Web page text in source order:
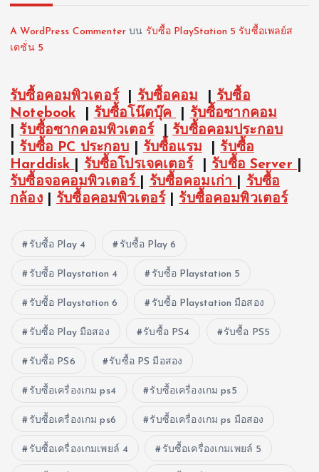
A WordPress Commenter บน รับซื้อ PlayStation 5 รับซื้อเพลย์ส
เตชั่น 5
รับซื้อคอมพิวเตอร์| รับซื้อคอม
รับซื้อ
Notebook
รับซื้อโน๊ตบุ๊ค
รับซื้อซากคอม
รับซื้อซากคอมพิวเตอร์| รับซื้อคอมประกอบ
รับซื้อ PC ประกอบ รับซื้อแรม
รับซื้อ
Harddisk
รับซื้อโปรเจคเตอร์| รับซื้อ Server
รับซื้อจอคอมพิวเตอร์
รับซื้อคอมเก่า
รับซื้อ
กล้อง| รับซื้อคอมพิวเตอร์| รับซื้อคอมพิวเตอร์
รับซื้อ Play 4 รับซื้อ Play 6
รับซื้อ Playstation 4 รับซื้อ Playstation 5
รับซื้อ Playstation 6 รับซื้อ Playstation มือสอง
รับซื้อ Play มือสอง รับซื้อ PS4 รับซื้อ PS5
รับซื้อ PS6 รับซื้อ PS มือสอง
รับซื้อเครื่องเกม ps4 รับซื้อเครื่องเกม ps5
รับซื้อเครื่องเกม ps6 รับซื้อเครื่องเกม ps มือสอง
รับซื้อเครื่องเกมเพยล์ 4 รับซื้อเครื่องเกมเพยล์ 5